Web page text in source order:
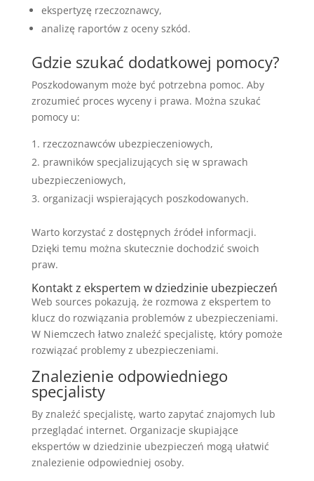
ekspertyzę rzeczoznawcy,
analizę raportów z oceny szkód.
Gdzie szukać dodatkowej pomocy?
Poszkodowanym może być potrzebna pomoc. Aby
zrozumieć proces wyceny i prawa. Można szukać
pomocy u:
rzeczoznawców ubezpieczeniowych,
prawników specjalizujących się w sprawach
ubezpieczeniowych,
organizacji wspierających poszkodowanych.
Warto korzystać z dostępnych źródeł informacji.
Dzięki temu można skutecznie dochodzić swoich
praw.
Kontakt z ekspertem w dziedzinie ubezpieczeń
Web sources pokazują, że rozmowa z ekspertem to
klucz do rozwiązania problemów z ubezpieczeniami.
W Niemczech łatwo znaleźć specjalistę, który pomoże
rozwiązać problemy z ubezpieczeniami.
Znalezienie odpowiedniego
specjalisty
By znaleźć specjalistę, warto zapytać znajomych lub
przeglądać internet. Organizacje skupiające
ekspertów w dziedzinie ubezpieczeń mogą ułatwić
znalezienie odpowiedniej osoby.